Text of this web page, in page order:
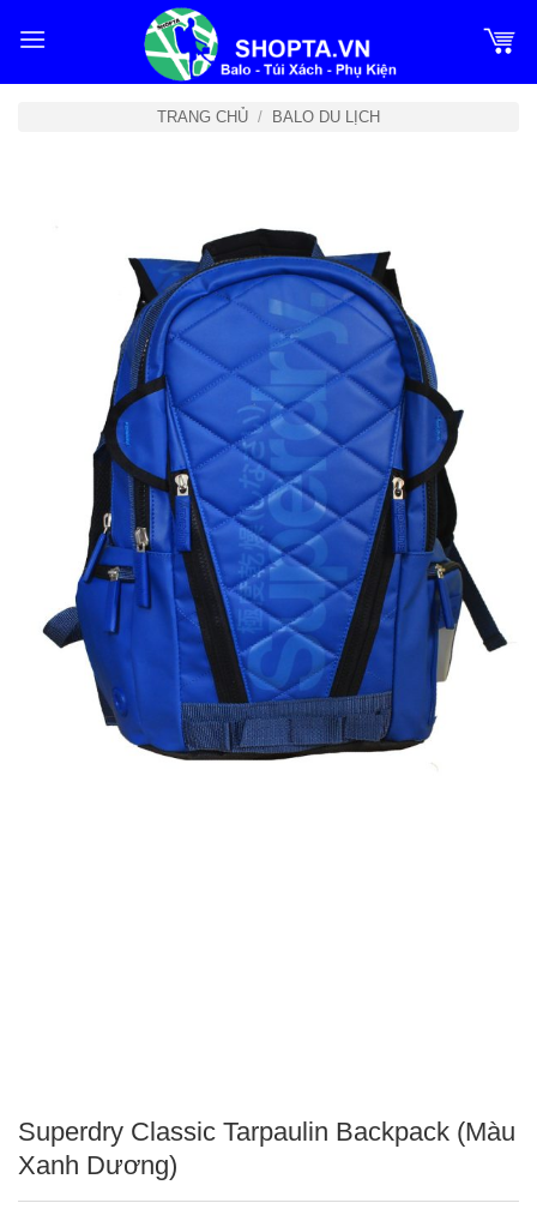
qua
TRANG CHỦ / BALO DU LỊCH
Superdry Classic Tarpaulin Backpack (Màu
Xanh Dương)